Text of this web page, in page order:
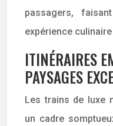
passagers,
expérience
ITINÉRAIRES
PAYSAGES
Les trains de luxe
un cadre